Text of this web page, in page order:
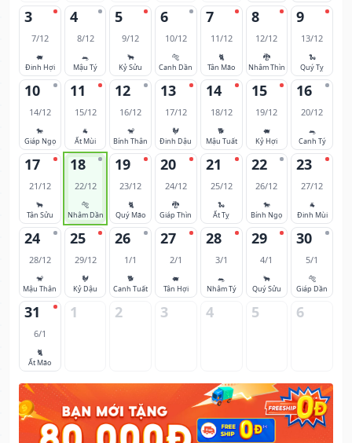
3
7/12
🐖
Đinh Hợi
4
8/12
🐀
Mậu Tý
5
9/12
🐂
Kỷ Sửu
6
10/12
🐅
Canh Dần
7
11/12
🐈
Tân Mão
8
12/12
🐉
Nhâm Thìn
9
13/12
🐍
Quý Tỵ
10
14/12
🐎
Giáp Ngọ
11
15/12
🐐
Ất Mùi
12
16/12
🐒
Bính Thân
13
17/12
🐓
Đinh Dậu
14
18/12
🐕
Mậu Tuất
15
19/12
🐖
Kỷ Hợi
16
20/12
🐀
Canh Tý
17
21/12
🐂
Tân Sửu
18
22/12
🐅
Nhâm Dần
19
23/12
🐈
Quý Mão
20
24/12
🐉
Giáp Thìn
21
25/12
🐍
Ất Tỵ
22
26/12
🐎
Bính Ngọ
23
27/12
🐐
Đinh Mùi
24
28/12
🐒
Mậu Thân
25
29/12
🐓
Kỷ Dậu
26
1/1
🐕
Canh Tuất
27
2/1
🐖
Tân Hợi
28
3/1
🐀
Nhâm Tý
29
4/1
🐂
Quý Sửu
30
5/1
🐅
Giáp Dần
31
6/1
🐈
Ất Mão
1 2 3 4 5 6